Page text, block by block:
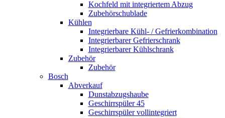
Kochfeld mit integriertem Abzug
Zubehörschublade
Kühlen
Integrierbare Kühl- / Gefrierkombination
Integrierbarer Gefrierschrank
Integrierbarer Kühlschrank
Zubehör
Zubehör
Bosch
Abverkauf
Dunstabzugshaube
Geschirrspüler 45
Geschirrspüler vollintegriert